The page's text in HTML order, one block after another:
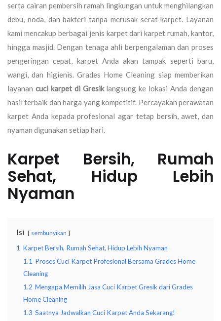
serta cairan pembersih ramah lingkungan untuk menghilangkan
debu, noda, dan bakteri tanpa merusak serat karpet. Layanan
kami mencakup berbagai jenis karpet dari karpet rumah, kantor,
hingga masjid. Dengan tenaga ahli berpengalaman dan proses
pengeringan cepat, karpet Anda akan tampak seperti baru,
wangi, dan higienis. Grades Home Cleaning siap memberikan
layanan cuci karpet di Gresiklangsung ke lokasi Anda dengan
hasil terbaik dan harga yang kompetitif. Percayakan perawatan
karpet Anda kepada profesional agar tetap bersih, awet, dan
nyaman digunakan setiap hari.
Karpet Bersih, Rumah
Sehat, Hidup Lebih
Nyaman
Isi sembunyikan
1 Karpet Bersih, Rumah Sehat, Hidup Lebih Nyaman
1.1 Proses Cuci Karpet Profesional Bersama Grades Home
Cleaning
1.2 Mengapa Memilih Jasa Cuci Karpet Gresik dari Grades
Home Cleaning
1.3 Saatnya Jadwalkan Cuci Karpet Anda Sekarang!